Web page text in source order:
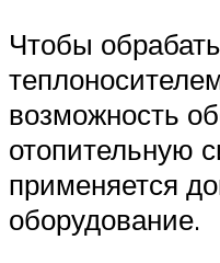
Чтобы
возможность
отопительную
применяется
оборудование.